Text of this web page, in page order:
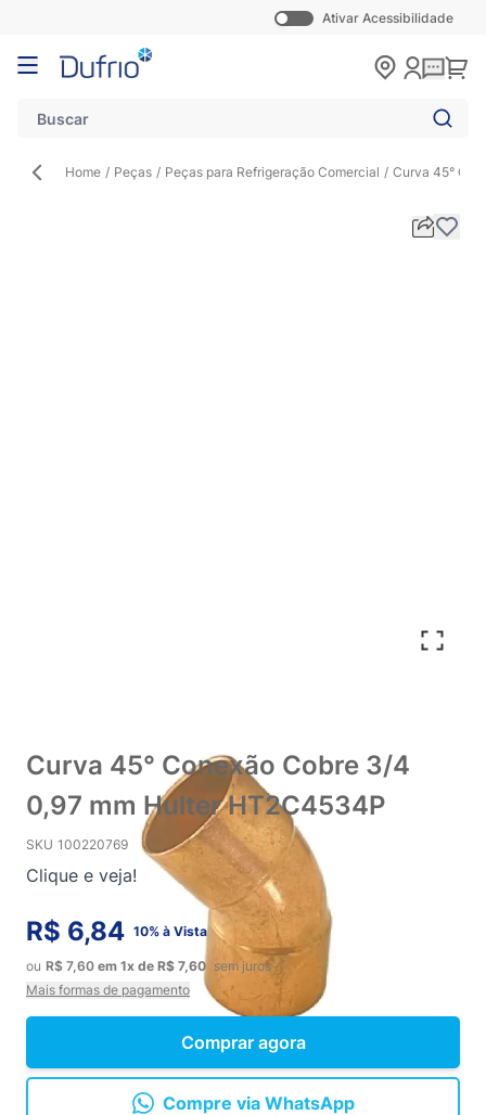
Ativar Acessibilidade
Pular para o conteúdo
Home / Peças / Peças para Refrigeração Comercial / Curva 45°
Curva 45° Conexão Cobre 3/4
0,97 mm Hulter HT2C4534P
SKU 100220769
Clique e veja!
Comprar agora
R$ 6,84 10% à Vista
ou R$ 7,60 em 1x de R$ 7,60 sem juros
Mais formas de pagamento
Compre via WhatsApp